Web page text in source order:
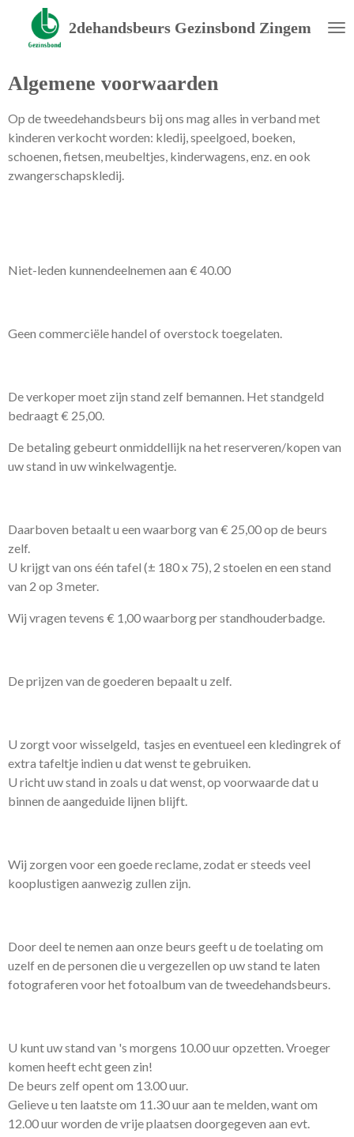
direct
hoofdinhoud
2dehandsbeurs Gezinsbond Zingem
Algemene voorwaarden
Op de tweedehandsbeurs bij ons mag alles in verband met
kinderen verkocht worden: kledij, speelgoed, boeken,
schoenen, fietsen, meubeltjes, kinderwagens, enz. en ook
zwangerschapskledij.
Niet-leden kunnendeelnemen aan € 40.00
Geen commerciële handel of overstock toegelaten.
De verkoper moet zijn stand zelf bemannen. Het standgeld
bedraagt € 25,00.
De betaling gebeurt onmiddellijk na het reserveren/kopen van
uw stand in uw winkelwagentje.
Daarboven betaalt u een waarborg van € 25,00 op de beurs
zelf.
U krijgt van ons één tafel (± 180 x 75), 2 stoelen en een stand
van 2 op 3 meter.
Wij vragen tevens € 1,00 waarborg per standhouderbadge.
De prijzen van de goederen bepaalt u zelf.
U zorgt voor wisselgeld, tasjes en eventueel een kledingrek of
extra tafeltje indien u dat wenst te gebruiken.
U richt uw stand in zoals u dat wenst, op voorwaarde dat u
binnen de aangeduide lijnen blijft.
Wij zorgen voor een goede reclame, zodat er steeds veel
kooplustigen aanwezig zullen zijn.
Door deel te nemen aan onze beurs geeft u de toelating om
uzelf en de personen die u vergezellen op uw stand te laten
fotograferen voor het fotoalbum van de tweedehandsbeurs.
U kunt uw stand van 's morgens 10.00 uur opzetten. Vroeger
komen heeft echt geen zin!
De beurs zelf opent om 13.00 uur.
Gelieve u ten laatste om 11.30 uur aan te melden, want om
12.00 uur worden de vrije plaatsen doorgegeven aan evt.